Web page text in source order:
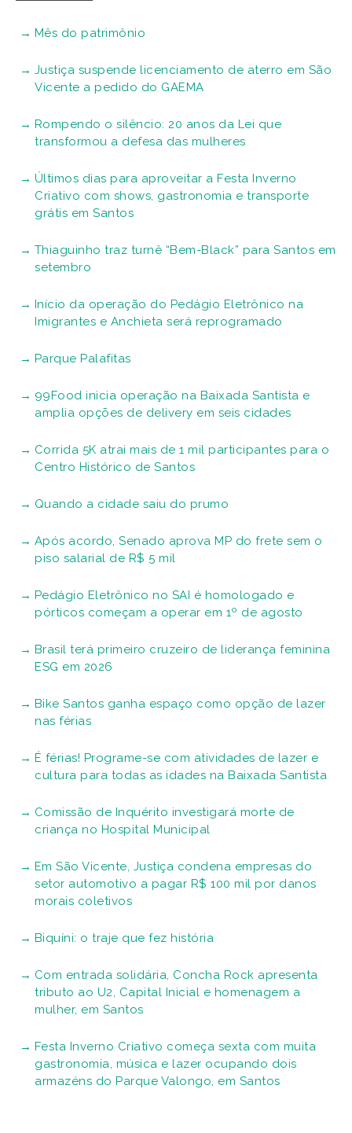
Mês do patrimônio
Justiça suspende licenciamento de aterro em São
Vicente a pedido do GAEMA
Rompendo o silêncio: 20 anos da Lei que
transformou a defesa das mulheres
Últimos dias para aproveitar a Festa Inverno
Criativo com shows, gastronomia e transporte
grátis em Santos
Thiaguinho traz turnê “Bem-Black” para Santos em
setembro
Início da operação do Pedágio Eletrônico na
Imigrantes e Anchieta será reprogramado
Parque Palafitas
99Food inicia operação na Baixada Santista e
amplia opções de delivery em seis cidades
Corrida 5K atrai mais de 1 mil participantes para o
Centro Histórico de Santos
Quando a cidade saiu do prumo
Após acordo, Senado aprova MP do frete sem o
piso salarial de R$ 5 mil
Pedágio Eletrônico no SAI é homologado e
pórticos começam a operar em 1º de agosto
Brasil terá primeiro cruzeiro de liderança feminina
ESG em 2026
Bike Santos ganha espaço como opção de lazer
nas férias
É férias! Programe-se com atividades de lazer e
cultura para todas as idades na Baixada Santista
Comissão de Inquérito investigará morte de
criança no Hospital Municipal
Em São Vicente, Justiça condena empresas do
setor automotivo a pagar R$ 100 mil por danos
morais coletivos
Biquíni: o traje que fez história
Com entrada solidária, Concha Rock apresenta
tributo ao U2, Capital Inicial e homenagem a
mulher, em Santos
Festa Inverno Criativo começa sexta com muita
gastronomia, música e lazer ocupando dois
armazéns do Parque Valongo, em Santos